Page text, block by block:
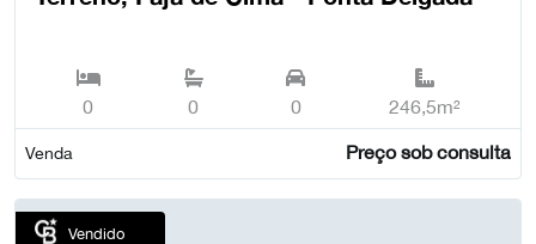
0 0 0 246,5m²
Venda Preço sob consulta
Vendido